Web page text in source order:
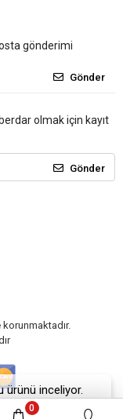
ürünü inceliyor.
gönderimi
Gönder
olmak için kayıt
Gönder
0